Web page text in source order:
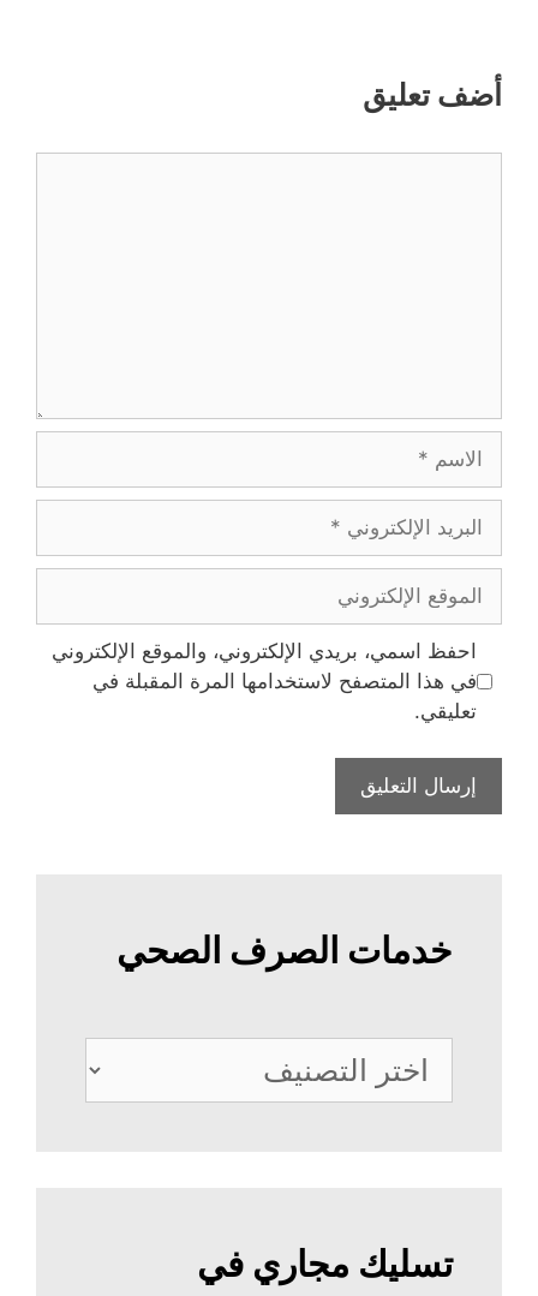
أضف تعليق
الاسم
البريد
الإلكتروني
الموقع
الإلكتروني
احفظ اسمي، بريدي الإلكتروني، والموقع الإلكتروني
في هذا المتصفح لاستخدامها المرة المقبلة في
تعليقي.
خدمات الصرف الصحي
خدمات
الصرف
تسليك مجاري في